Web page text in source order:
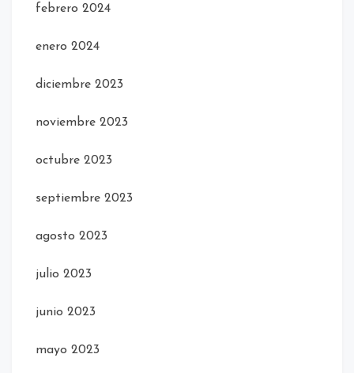
febrero 2024
enero 2024
diciembre 2023
noviembre 2023
octubre 2023
septiembre 2023
agosto 2023
julio 2023
junio 2023
mayo 2023